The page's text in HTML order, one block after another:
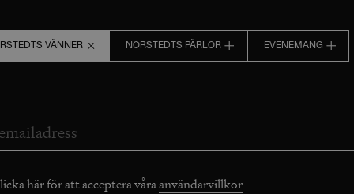
VÄNNER NORSTEDTS PÄRLOR EVENEMANG
här för att acceptera våraanvändarvillkor